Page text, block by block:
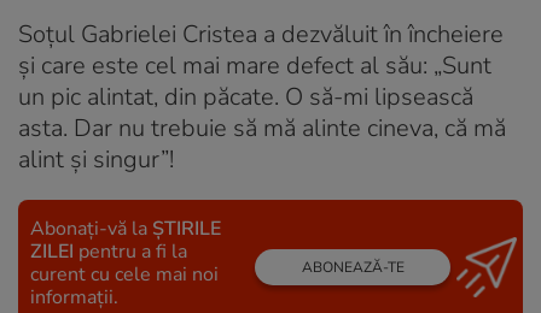
Soțul Gabrielei Cristea a dezvăluit în încheiere
și care este cel mai mare defect al său: „Sunt
un pic alintat, din păcate. O să-mi lipsească
asta. Dar nu trebuie să mă alinte cineva, că mă
alint și singur”!
Abonați-vă la ȘTIRILE
ZILEI pentru a fi la
curent cu cele mai noi
informații.
ABONEAZĂ-TE